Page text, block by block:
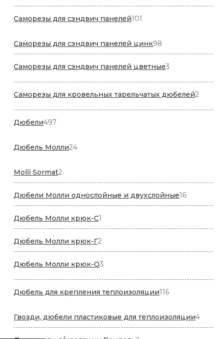
Саморезы для сэндвич панелей101
Саморезы для сэндвич панелей цинк98
товаров
Саморезы для сэндвич панелей цветные3
Саморезы для кровельных тарельчатых дюбелей2
Дюбели497
Дюбель Молли2424
Molli Sormat2
товара
Дюбели Молли однослойные и двухслойные1616
товаров
Дюбель Молли крюк-C1
товар
Дюбель Молли крюк-Г2
товара
Дюбель Молли крюк-О3
Дюбель для крепления теплоизоляции116116
Гвозди, дюбели пластиковые для теплоизоляции44